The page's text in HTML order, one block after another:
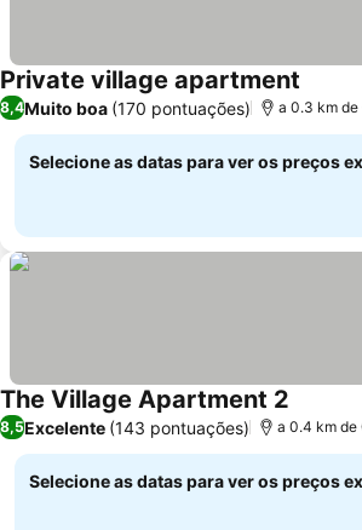
Private village apartment
8,4Muito boa (170 pontuações) a 0.3 km
Selecione as datas para ver os preços
The Village Apartment 2
8,5Excelente (143 pontuações) a 0.4 km de
Selecione as datas para ver os preços